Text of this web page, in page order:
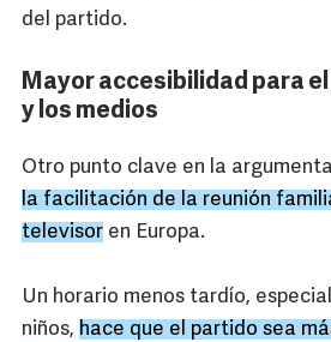
del partido.
Mayor accesibilidad para
y los medios
Otro punto clave en la
la facilitación de la reunión
televisor en Europa.
Un horario menos tardío,
niños, hace que el partido sea